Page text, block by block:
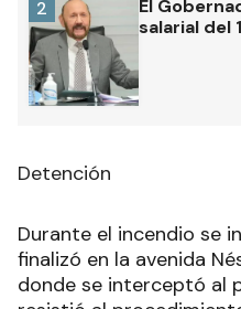
El
salarial del
2
Detención
Durante el incendio se
finalizó en la avenida
donde se interceptó al